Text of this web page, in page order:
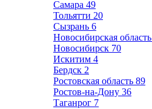
Самара 49
Тольятти 20
Сызрань 6
Новосибирская область
Новосибирск 70
Искитим 4
Бердск 2
Ростовская область 89
Ростов-на-Дону 36
Таганрог 7